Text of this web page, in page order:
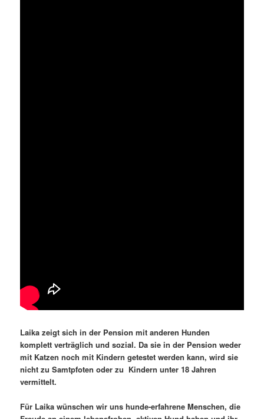
Laika zeigt sich in der Pension mit anderen Hunden
komplett verträglich und sozial. Da sie in der Pension weder
mit Katzen noch mit Kindern getestet werden kann, wird sie
nicht zu Samtpfoten oder zu Kindern unter 18 Jahren
vermittelt.
Für Laika wünschen wir uns hunde-erfahrene Menschen, die